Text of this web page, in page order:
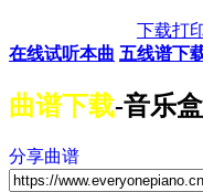
下载打
在线试听本曲 五线谱下
曲谱下载-音乐
分享曲谱